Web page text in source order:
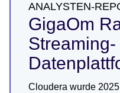
ANALYSTEN-
GigaOm
Streaming-
Cloudera wurde